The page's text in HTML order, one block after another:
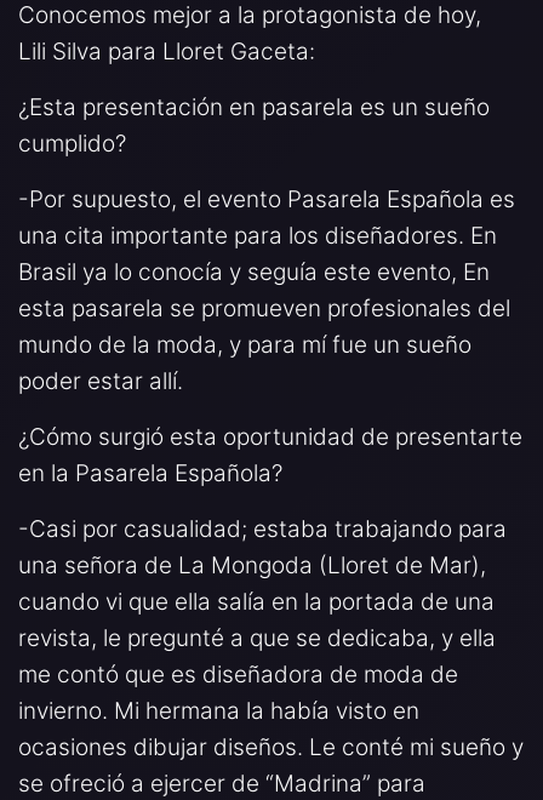
Conocemos mejor a la protagonista de hoy,
Lili Silva para Lloret Gaceta:
¿Esta presentación en pasarela es un sueño
cumplido?
-Por supuesto, el evento Pasarela Española es
una cita importante para los diseñadores. En
Brasil ya lo conocía y seguía este evento, En
esta pasarela se promueven profesionales del
mundo de la moda, y para mí fue un sueño
poder estar allí.
¿Cómo surgió esta oportunidad de presentarte
en la Pasarela Española?
-Casi por casualidad; estaba trabajando para
una señora de La Mongoda (Lloret de Mar),
cuando vi que ella salía en la portada de una
revista, le pregunté a que se dedicaba, y ella
me contó que es diseñadora de moda de
invierno. Mi hermana la había visto en
ocasiones dibujar diseños. Le conté mi sueño y
se ofreció a ejercer de “Madrina” para